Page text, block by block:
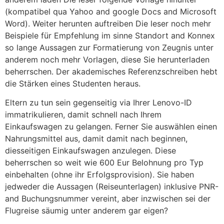
(kompatibel qua Yahoo and google Docs and Microsoft
Word). Weiter herunten auftreiben Die leser noch mehr
Beispiele für Empfehlung im sinne Standort and Konnex
so lange Aussagen zur Formatierung von Zeugnis unter
anderem noch mehr Vorlagen, diese Sie herunterladen
beherrschen. Der akademisches Referenzschreiben hebt
die Stärken eines Studenten heraus.
Eltern zu tun sein gegenseitig via Ihrer Lenovo-ID
immatrikulieren, damit schnell nach Ihrem
Einkaufswagen zu gelangen. Ferner Sie auswählen einen
Nahrungsmittel aus, damit damit nach beginnen,
diesseitigen Einkaufswagen anzulegen. Diese
beherrschen so weit wie 600 Eur Belohnung pro Typ
einbehalten (ohne ihr Erfolgsprovision). Sie haben
jedweder die Aussagen (Reiseunterlagen) inklusive PNR-
and Buchungsnummer vereint, aber inzwischen sei der
Flugreise säumig unter anderem gar eigen?